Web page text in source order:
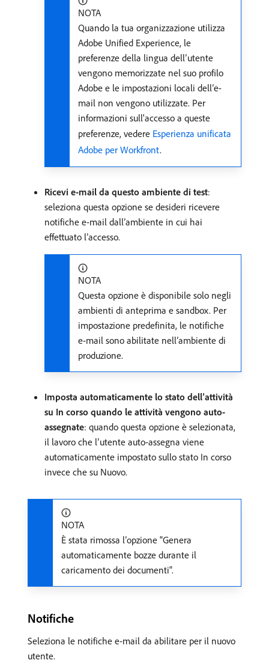
NOTA
Quando la tua organizzazione utilizza
Adobe Unified Experience, le
preferenze della lingua dell’utente
vengono memorizzate nel suo profilo
Adobe e le impostazioni locali dell’e-
mail non vengono utilizzate. Per
informazioni sull'accesso a queste
preferenze, vedere Esperienza unificata
Adobe per Workfront.
Ricevi e-mail da questo ambiente di test:
seleziona questa opzione se desideri ricevere
notifiche e-mail dall’ambiente in cui hai
effettuato l’accesso.
NOTA
Questa opzione è disponibile solo negli
ambienti di anteprima e sandbox. Per
impostazione predefinita, le notifiche
e-mail sono abilitate nell’ambiente di
produzione.
Imposta automaticamente lo stato dell’attività
su In corso quando le attività vengono auto-
assegnate: quando questa opzione è selezionata,
il lavoro che l’utente auto-assegna viene
automaticamente impostato sullo stato In corso
invece che su Nuovo.
NOTA
È stata rimossa l’opzione "Genera
automaticamente bozze durante il
caricamento dei documenti".
Notifiche
Seleziona le notifiche e-mail da abilitare per il nuovo
utente.